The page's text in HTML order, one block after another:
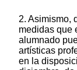
2. Asimismo,
medidas que
alumnado
artísticas
en la